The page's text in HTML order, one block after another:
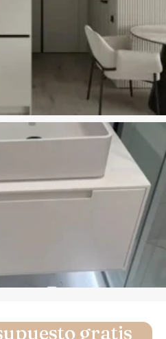
gratis